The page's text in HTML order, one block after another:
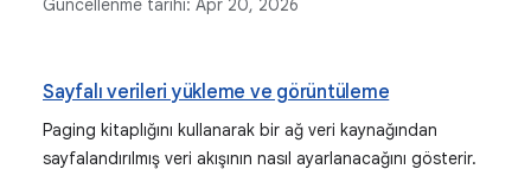
Güncellenme tarihi: Apr 20, 2026
Sayfalı verileri yükleme ve görüntüleme
Paging kitaplığını kullanarak bir ağ veri kaynağından
sayfalandırılmış veri akışının nasıl ayarlanacağını gösterir.